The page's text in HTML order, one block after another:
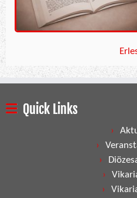
Quick Links